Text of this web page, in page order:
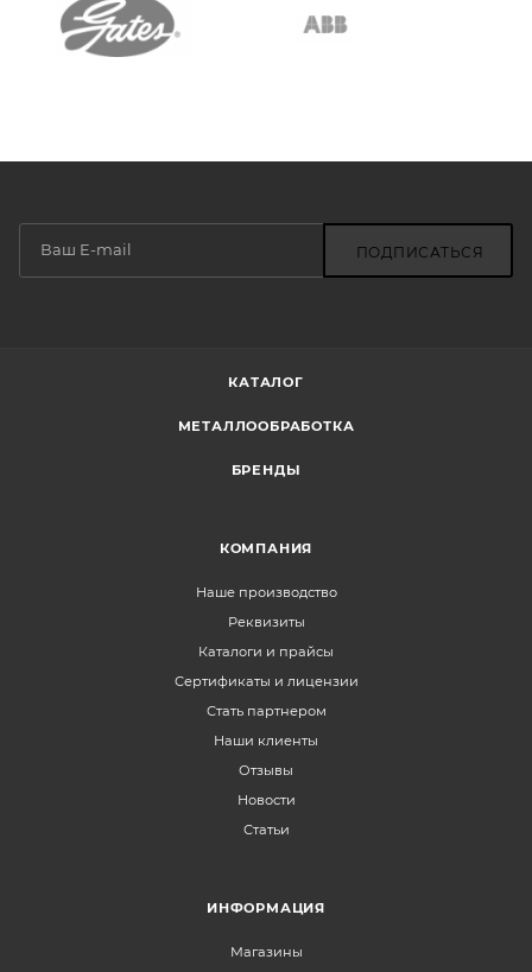
ПОДПИСАТЬСЯ
КАТАЛОГ
МЕТАЛЛООБРАБОТКА
БРЕНДЫ
КОМПАНИЯ
Наше производство
Реквизиты
Каталоги и прайсы
Сертификаты и лицензии
Стать партнером
Наши клиенты
Отзывы
Новости
Статьи
ИНФОРМАЦИЯ
Магазины